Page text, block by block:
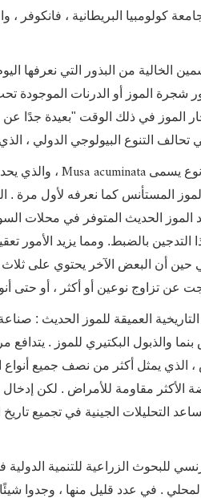
كولومبيا البريطانية ،
السمين الخالية من البذور التي
شجرة الموز أو الدرنات الموجودة
الموز في ذلك الوقت "بعيدة جدًا
التنوع البيولوجي الدولي ،
نوع يسمى Musa acuminata ، والذي
المستأنس كما نعرفه لأول مرة
الموز الحديث المتوفر في محلات
بالضبط. ومما يزيد الأمور
حين أن البعض الآخر يحتوي على
عن تزاوج نوعين أو أكثر ، أو حتى
والذبول البكتيري للموز .
الذي يمثل أكثر من نصف جميع أنواع
الأكثر مقاومة للأمراض . لكن
الجينية في تجميع تاريخ
للبحوث الزراعية للتنمية الدولية
البري والمحلي . في عدد قليل منها ،